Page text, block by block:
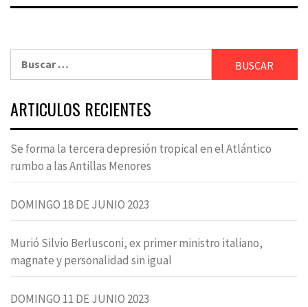
ARTICULOS RECIENTES
Se forma la tercera depresión tropical en el Atlántico
rumbo a las Antillas Menores
DOMINGO 18 DE JUNIO 2023
Murió Silvio Berlusconi, ex primer ministro italiano,
magnate y personalidad sin igual
DOMINGO 11 DE JUNIO 2023